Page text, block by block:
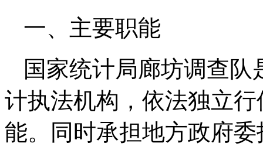
一、主要职能
国家统计局廊坊调查
计执法机构，依法独立
能。同时承担地方政府